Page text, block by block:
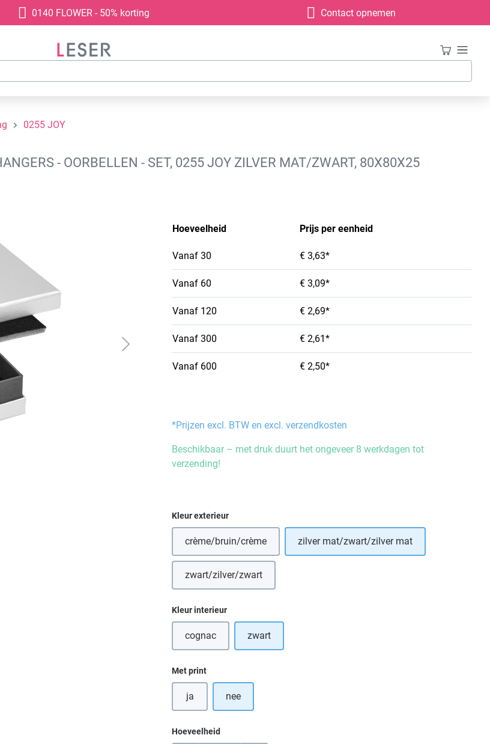
0140 FLOWER - 50% korting Contact opnemen
0255 JOY
- OORBELLEN - SET, 0255 JOY ZILVER MAT/ZWART, 80X80X25
Hoeveelheid Prijs per eenheid
Vanaf 30 € 3,63*
Vanaf 60 € 3,09*
Vanaf 120 € 2,69*
Vanaf 300 € 2,61*
Vanaf 600 € 2,50*
*Prijzen excl. BTW en excl. verzendkosten
Beschikbaar – met druk duurt het ongeveer 8 werkdagen tot
verzending!
Selecteer
Kleur exterieur
crème/bruin/crème(Deze optie is momenteel niet beschikbaar.)
zilver mat/zwart/zilver mat
zwart/zilver/zwart
Selecteer
Kleur interieur
cognac(Deze optie is momenteel niet beschikbaar.)
zwart
Selecteer
Met print
ja nee
Hoeveelheid